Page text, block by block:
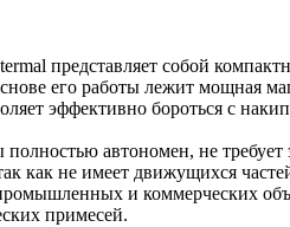
представляет собой
его работы лежит мощная
эффективно бороться с
автономен, не требует
как не имеет движущихся
и коммерческих
примесей.